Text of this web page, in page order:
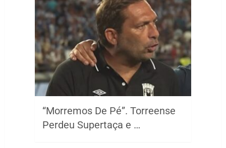
“Morremos De Pé”. Torreense
Perdeu Supertaça e …